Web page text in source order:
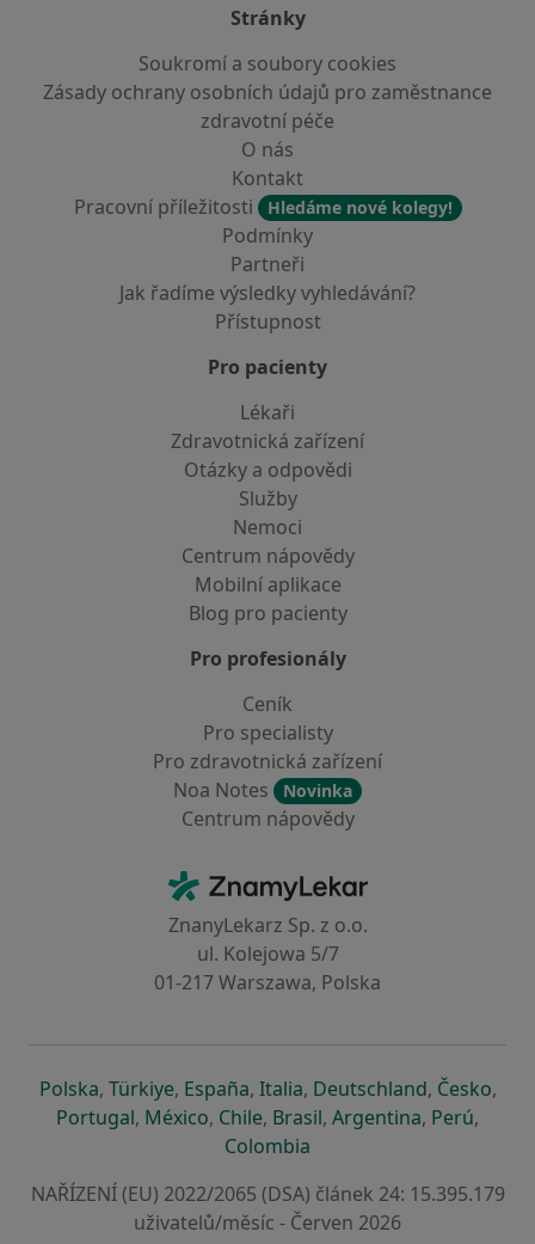
Stránky
Soukromí a soubory cookies
Zásady ochrany osobních údajů pro zaměstnance
zdravotní péče
O nás
Kontakt
Pracovní příležitosti
Hledáme nové kolegy!
Podmínky
Partneři
Jak řadíme výsledky vyhledávání?
Přístupnost
Pro pacienty
Lékaři
Zdravotnická zařízení
Otázky a odpovědi
Služby
Nemoci
Centrum nápovědy
Mobilní aplikace
Blog pro pacienty
Pro profesionály
Ceník
Pro specialisty
Pro zdravotnická zařízení
Noa Notes
Novinka
Centrum nápovědy
ZnamyLekar - Hlavní stránka
ZnanyLekarz Sp. z o.o.
ul. Kolejowa 5/7
01-217 Warszawa, Polska
Polskase otevře v nové záložce
, Türkiyese otevře v nové záložce
, Españase otevře v nové záložce
, Italiase otevře v nové záložce
, Deutschlandse otevře v
, Českose
,
Portugalse otevře v nové záložce
, Méxicose otevře v nové záložce
, Chilese otevře v nové záložce
, Brasilse otevře v nové
, Argentinase otevře v
, Perúse
,
Colombia
NAŘÍZENÍ (EU) 2022/2065 (DSA) článek 24: 15.395.179
uživatelů/měsíc - Červen 2026